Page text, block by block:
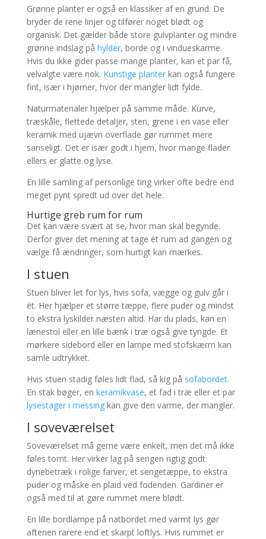
Grønne planter er også en klassiker af en grund. De
bryder de rene linjer og tilfører noget blødt og
organisk. Det gælder både store gulvplanter og mindre
grønne indslag på hylder, borde og i vindueskarme.
Hvis du ikke gider passe mange planter, kan et par få,
velvalgte være nok. Kunstige planterkan også fungere
fint, især i hjørner, hvor der mangler lidt fylde.
Naturmaterialer hjælper på samme måde. Kurve,
træskåle, flettede detaljer, sten, grene i en vase eller
keramik med ujævn overflade gør rummet mere
sanseligt. Det er især godt i hjem, hvor mange flader
ellers er glatte og lyse.
En lille samling af personlige ting virker ofte bedre end
meget pynt spredt ud over det hele.
Hurtige greb rum for rum
Det kan være svært at se, hvor man skal begynde.
Derfor giver det mening at tage ét rum ad gangen og
vælge få ændringer, som hurtigt kan mærkes.
I stuen
Stuen bliver let for lys, hvis sofa, vægge og gulv går i
ét. Her hjælper et større tæppe, flere puder og mindst
to ekstra lyskilder næsten altid. Har du plads, kan en
lænestol eller en lille bænk i træ også give tyngde. Et
mørkere sidebord eller en lampe med stofskærm kan
samle udtrykket.
Hvis stuen stadig føles lidt flad, så kig på sofabordet.
En stak bøger, en keramikvase, et fad i træ eller et par
lysestager i messingkan give den varme, der mangler.
I soveværelset
Soveværelset må gerne være enkelt, men det må ikke
føles tomt. Her virker lag på sengen rigtig godt:
dynebetræk i rolige farver, et sengetæppe, to ekstra
puder og måske en plaid ved fodenden. Gardiner er
også med til at gøre rummet mere blødt.
En lille bordlampe på natbordet med varmt lys gør
aftenen rarere end et skarpt loftlys. Hvis rummet er